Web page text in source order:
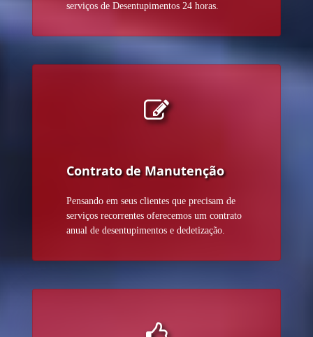
serviços de Desentupimentos 24 horas.
Contrato de Manutenção
Pensando em seus clientes que precisam de
serviços recorrentes oferecemos um contrato
anual de desentupimentos e dedetização.